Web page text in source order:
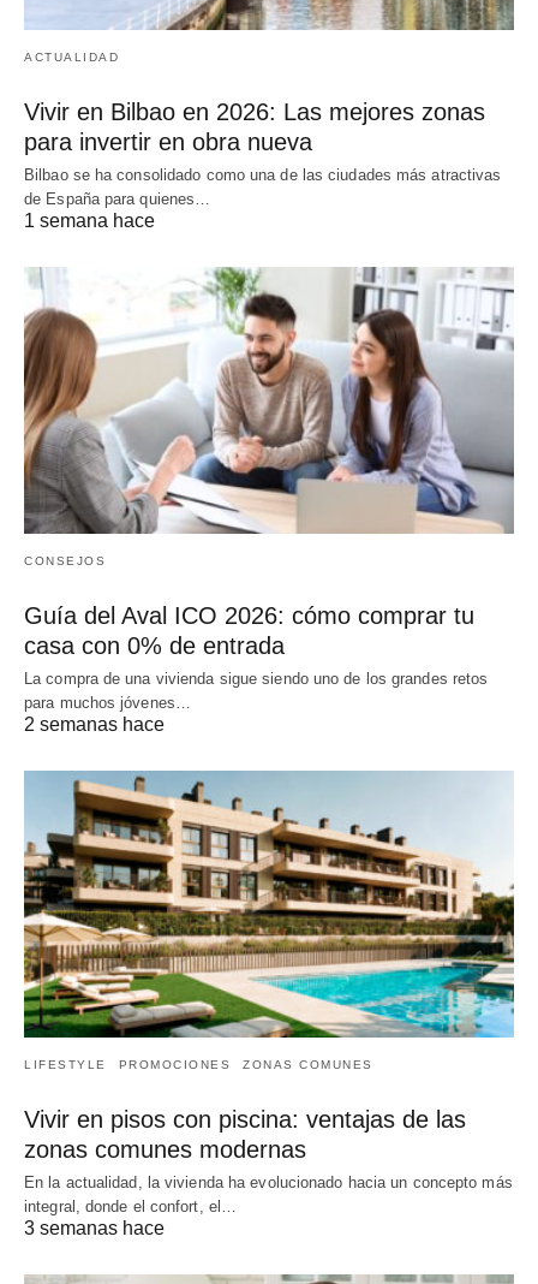
ACTUALIDAD
Vivir en Bilbao en 2026: Las mejores zonas
para invertir en obra nueva
Bilbao se ha consolidado como una de las ciudades más atractivas
de España para quienes…
1 semana hace
CONSEJOS
Guía del Aval ICO 2026: cómo comprar tu
casa con 0% de entrada
La compra de una vivienda sigue siendo uno de los grandes retos
para muchos jóvenes…
2 semanas hace
LIFESTYLE PROMOCIONES ZONAS COMUNES
Vivir en pisos con piscina: ventajas de las
zonas comunes modernas
En la actualidad, la vivienda ha evolucionado hacia un concepto más
integral, donde el confort, el…
3 semanas hace